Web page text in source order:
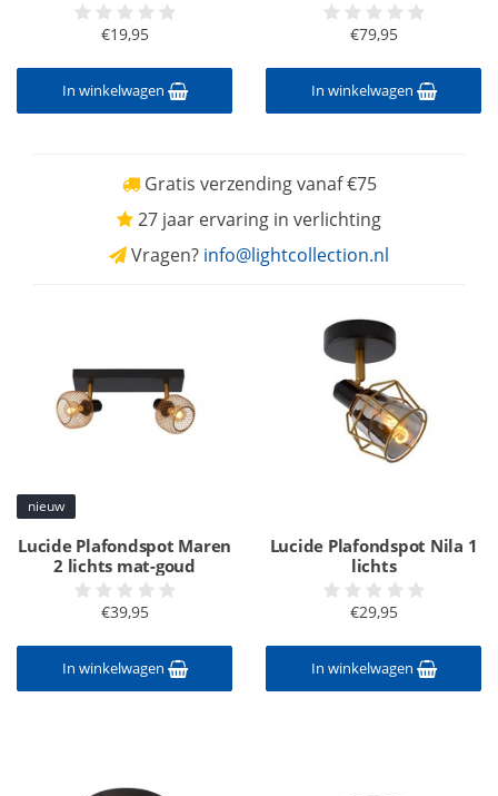
€19,95
In winkelwagen
€79,95
In winkelwagen
Gratis verzending vanaf €75
27 jaar ervaring in verlichting
Vragen? info@lightcollection.nl
nieuw
Lucide Plafondspot Maren
2 lichts mat-goud
€39,95
In winkelwagen
Lucide Plafondspot Nila 1
lichts
€29,95
In winkelwagen